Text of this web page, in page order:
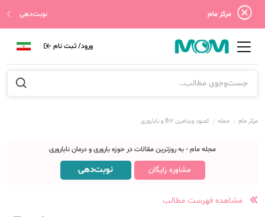
مرکز مام نوبت‌دهی
ورود/ ثبت نام
مرکز مام مجله کمبود ویتامین B12 و ناباروری
مجله مام - به روزترین مقالات در حوزه باروری و درمان ناباروری
مشاوره رایگان نوبت‌دهی
مشاهده فهرست مطالب